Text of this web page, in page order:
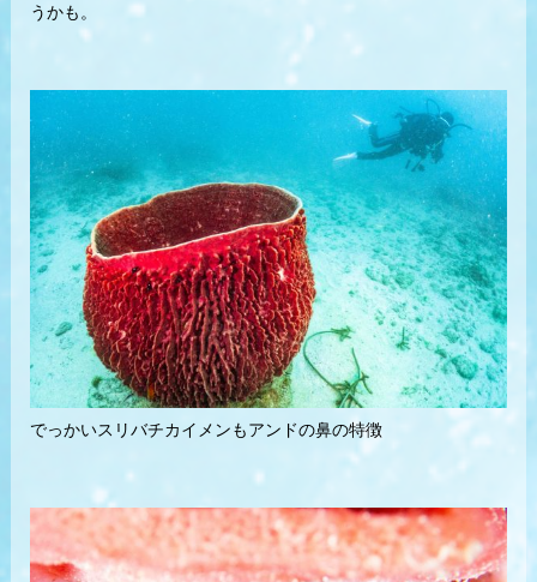
うかも。
でっかいスリバチカイメンもアンドの鼻の特徴